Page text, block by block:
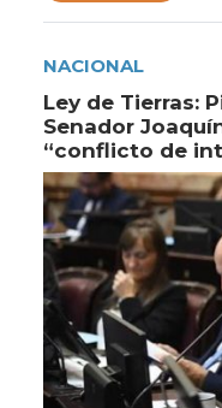
NACIONAL
Ley de Tierras:
Senador
“conflicto de